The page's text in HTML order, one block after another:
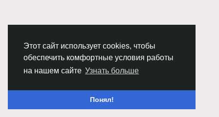
Этот сайт использует cookies, чтобы
обеспечить комфортные условия работы
на нашем сайте Узнать больше
Понял!